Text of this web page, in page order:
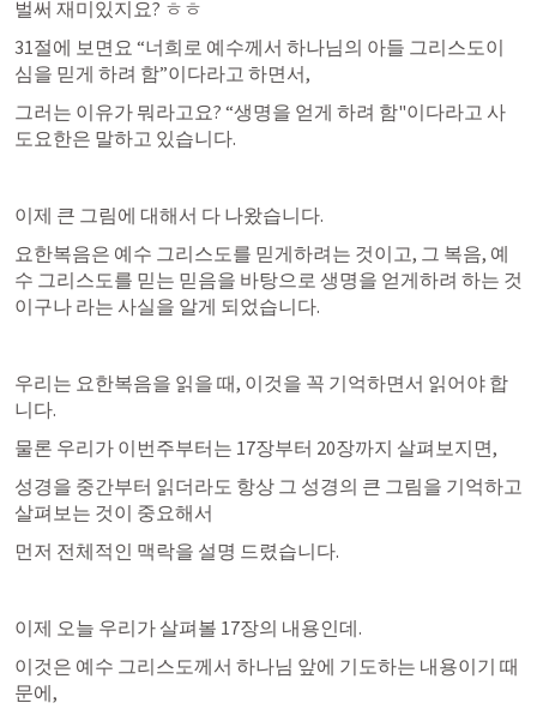
벌써 재미있지요? ㅎㅎ
31절에 보면요 “너희로 예수께서 하나님의 아들 그리스도이
심을 믿게 하려 함”이다라고 하면서,
그러는 이유가 뭐라고요? “생명을 얻게 하려 함"이다라고 사
도요한은 말하고 있습니다.
이제 큰 그림에 대해서 다 나왔습니다.
요한복음은 예수 그리스도를 믿게하려는 것이고, 그 복음, 예
수 그리스도를 믿는 믿음을 바탕으로 생명을 얻게하려 하는 것
이구나 라는 사실을 알게 되었습니다.
우리는 요한복음을 읽을 때, 이것을 꼭 기억하면서 읽어야 합
니다.
물론 우리가 이번주부터는 17장부터 20장까지 살펴보지면,
성경을 중간부터 읽더라도 항상 그 성경의 큰 그림을 기억하고
살펴보는 것이 중요해서
먼저 전체적인 맥락을 설명 드렸습니다.
이제 오늘 우리가 살펴볼 17장의 내용인데.
이것은 예수 그리스도께서 하나님 앞에 기도하는 내용이기 때
문에,